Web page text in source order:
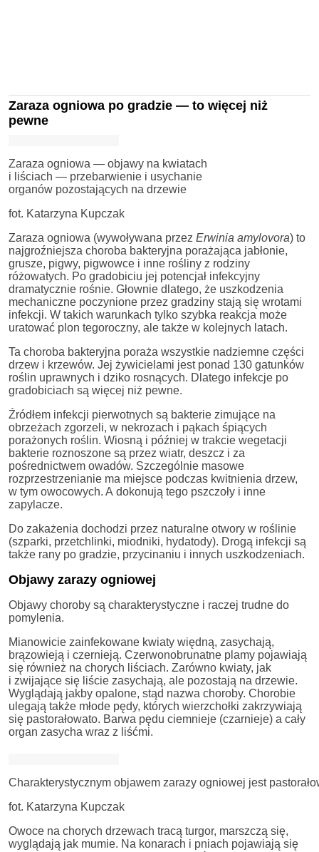
Zaraza ogniowa po gradzie — to więcej niż
pewne
Zaraza ogniowa — objawy na kwiatach
i liściach — przebarwienie i usychanie
organów pozostających na drzewie
fot. Katarzyna Kupczak
Zaraza ogniowa (wywoływana przez Erwinia amylovora) to
najgroźniejsza choroba bakteryjna porażająca jabłonie,
grusze, pigwy, pigwowce i inne rośliny z rodziny
różowatych. Po gradobiciu jej potencjał infekcyjny
dramatycznie rośnie. Głownie dlatego, że uszkodzenia
mechaniczne poczynione przez gradziny stają się wrotami
infekcji. W takich warunkach tylko szybka reakcja może
uratować plon tegoroczny, ale także w kolejnych latach.
Ta choroba bakteryjna poraża wszystkie nadziemne części
drzew i krzewów. Jej żywicielami jest ponad 130 gatunków
roślin uprawnych i dziko rosnących. Dlatego infekcje po
gradobiciach są więcej niż pewne.
Źródłem infekcji pierwotnych są bakterie zimujące na
obrzeżach zgorzeli, w nekrozach i pąkach śpiących
porażonych roślin. Wiosną i później w trakcie wegetacji
bakterie roznoszone są przez wiatr, deszcz i za
pośrednictwem owadów. Szczególnie masowe
rozprzestrzenianie ma miejsce podczas kwitnienia drzew,
w tym owocowych. A dokonują tego pszczoły i inne
zapylacze.
Do zakażenia dochodzi przez naturalne otwory w roślinie
(szparki, przetchlinki, miodniki, hydatody). Drogą infekcji są
także rany po gradzie, przycinaniu i innych uszkodzeniach.
Objawy zarazy ogniowej
Objawy choroby są charakterystyczne i raczej trudne do
pomylenia.
Mianowicie zainfekowane kwiaty więdną, zasychają,
brązowieją i czernieją. Czerwonobrunatne plamy pojawiają
się również na chorych liściach. Zarówno kwiaty, jak
i zwijające się liście zasychają, ale pozostają na drzewie.
Wyglądają jakby opalone, stąd nazwa choroby. Chorobie
ulegają także młode pędy, których wierzchołki zakrzywiają
się pastorałowato. Barwa pędu ciemnieje (czarnieje) a cały
organ zasycha wraz z liśćmi.
Charakterystycznym objawem zarazy ogniowej jest
fot. Katarzyna Kupczak
Owoce na chorych drzewach tracą turgor, marszczą się,
wyglądają jak mumie. Na konarach i pniach pojawiają się